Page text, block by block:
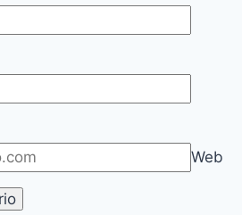
Web